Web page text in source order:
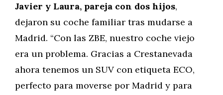
Javier y Laura, pareja con dos hijos,
dejaron su coche familiar tras mudarse a
Madrid. “Con las ZBE, nuestro coche viejo
era un problema. Gracias a Crestanevada
ahora tenemos un SUV con etiqueta ECO,
perfecto para moverse por Madrid y para